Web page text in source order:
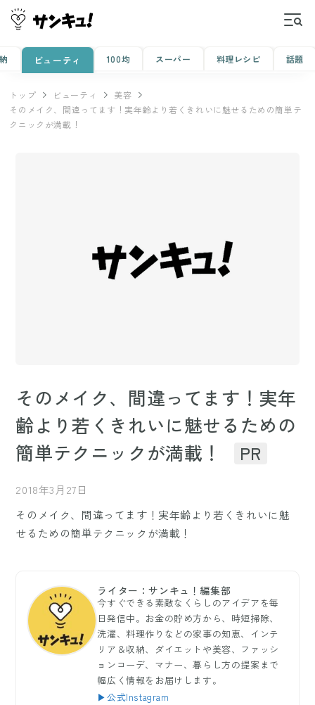
ビューティ 100均 スーパー 料理レシピ 話題
トップ ビューティ
美容
そのメイク、間違ってます！実年齢より若くきれいに魅せるための簡単テ
クニックが満載！
そのメイク、間違ってます！実年
齢より若くきれいに魅せるための
簡単テクニックが満載！
PR
2018年3月27日
そのメイク、間違ってます！実年齢より若くきれいに魅
せるための簡単テクニックが満載！
ライター：サンキュ！編集部
今すぐできる素敵なくらしのアイデアを毎
日発信中。お金の貯め方から、時短掃除、
洗濯、料理作りなどの家事の知恵、インテ
リア＆収納、ダイエットや美容、ファッシ
ョンコーデ、マナー、暮らし方の提案まで
幅広く情報をお届けします。
▶公式Instagram